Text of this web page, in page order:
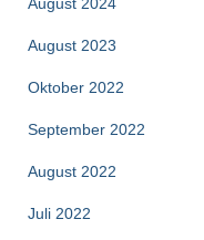
August 2023
Oktober 2022
September 2022
August 2022
Juli 2022